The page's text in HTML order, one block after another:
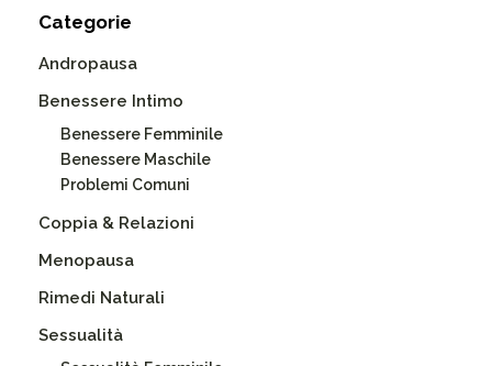
Categorie
Andropausa
Benessere Intimo
Benessere Femminile
Benessere Maschile
Problemi Comuni
Coppia & Relazioni
Menopausa
Rimedi Naturali
Sessualità